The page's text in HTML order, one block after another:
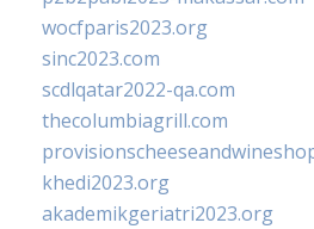
wocfparis2023.org
sinc2023.com
scdlqatar2022-qa.com
thecolumbiagrill.com
khedi2023.org
akademikgeriatri2023.org